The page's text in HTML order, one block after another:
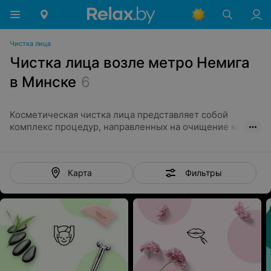
Чистка лица
Чистка лица возле метро Немига
в Минске 6
Косметическая чистка лица представляет собой
комплекс процедур, направленных на очищение кожи.
воспалительные элементы. Также процедура
Косметическая чистка лица
Чистка лица в Минске проводится несколькими
методами:
Механическая;
Вакуумная;
Карта Фильтры